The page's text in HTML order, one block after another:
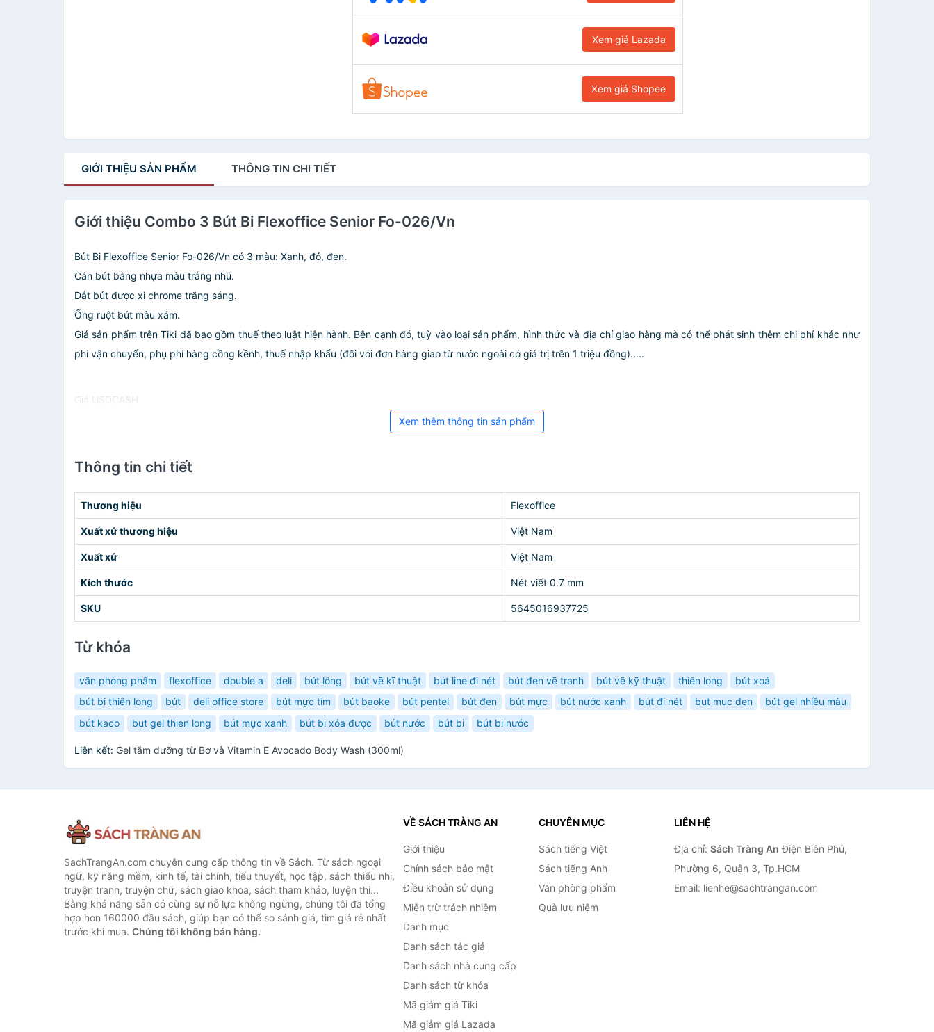
Xem giá Lazada
Xem giá Shopee
GIỚI THIỆU SẢN PHẨM THÔNG TIN CHI TIẾT
Giới thiệu Combo 3 Bút Bi Flexoffice Senior Fo-026/Vn
Bút Bi Flexoffice Senior Fo-026/Vn có 3 màu: Xanh, đỏ, đen.
Cán bút bằng nhựa màu trắng nhũ.
Dắt bút được xi chrome trắng sáng.
Ống ruột bút màu xám.
Giá sản phẩm trên Tiki đã bao gồm thuế theo luật hiện hành. Bên cạnh đó, tuỳ vào loại sản phẩm, hình thức và địa chỉ giao hàng mà có thể phát sinh thêm chi phí khác như
phí vận chuyển, phụ phí hàng cồng kềnh, thuế nhập khẩu (đối với đơn hàng giao từ nước ngoài có giá trị trên 1 triệu đồng).....
Giá USDCASH
Xem thêm thông tin sản phẩm
Thông tin chi tiết
Thương hiệu Flexoffice
Xuất xứ thương hiệu Việt Nam
Xuất xứ Việt Nam
Kích thước Nét viết 0.7 mm
SKU 5645016937725
Từ khóa
văn phòng phẩm flexoffice double a deli bút lông bút vẽ kĩ thuật bút line đi nét bút đen vẽ tranh bút vẽ kỹ thuật thiên long
bút xoá
bút bi thiên long
bút deli office store bút mực tím bút baoke bút pentel bút đen bút mực bút nước xanh bút đi nét but muc den
bút gel nhiều màu
bút kaco
but gel thien long bút mực xanh bút bi xóa được bút nước bút bi bút bi nước
Liên kết: Gel tắm dưỡng từ Bơ và Vitamin E Avocado Body Wash (300ml)
SachTrangAn.com chuyên cung cấp thông tin về Sách. Từ sách ngoại
ngữ, kỹ năng mềm, kinh tế, tài chính, tiểu thuyết, học tập, sách thiếu nhi,
truyện tranh, truyện chữ, sách giao khoa, sách tham khảo, luyện thi...
Bằng khả năng sẵn có cùng sự nỗ lực không ngừng, chúng tôi đã tổng
hợp hơn 160000 đầu sách, giúp bạn có thể so sánh giá, tìm giá rẻ nhất
trước khi mua. Chúng tôi không bán hàng.
VỀ SÁCH TRÀNG AN
Giới thiệu
Chính sách bảo mật
Điều khoản sử dụng
Miễn trừ trách nhiệm
Danh mục
Danh sách tác giả
Danh sách nhà cung cấp
Danh sách từ khóa
Mã giảm giá Tiki
Mã giảm giá Lazada
CHUYÊN MỤC
Sách tiếng Việt
Sách tiếng Anh
Văn phòng phẩm
Quà lưu niệm
LIÊN HỆ
Địa chỉ: Sách Tràng An Điện Biên Phủ,
Phường 6, Quận 3, Tp.HCM
Email: lienhe@sachtrangan.com